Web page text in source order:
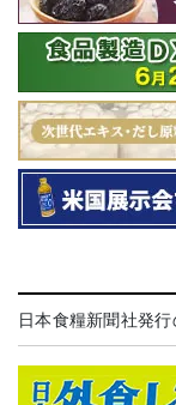
日本食糧新聞社発